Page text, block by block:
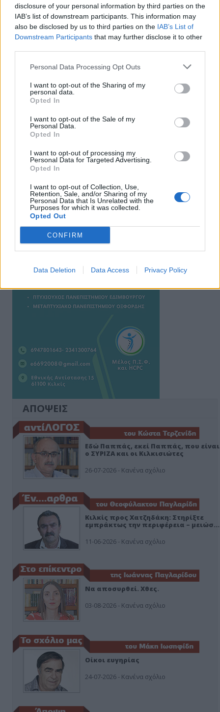
disclosure of your personal information by third parties on the
IAB’s list of downstream participants. This information may
also be disclosed by us to third parties on the IAB’s List of
Downstream Participants that may further disclose it to other
Personal Data Processing Opt Outs
I want to opt-out of the Sharing of my
personal data.
Opted In
I want to opt-out of the Sale of my
Personal Data.
Opted In
I want to opt-out of processing my
Personal Data for Targeted Advertising.
Opted In
I want to opt-out of Collection, Use,
Retention, Sale, and/or Sharing of my
Personal Data that Is Unrelated with the
Purposes for which it was collected.
Opted Out
CONFIRM
Data Deletion Data Access Privacy Policy
Ειδήσεις 5-8-2026
ΑΠΟΨΕΙΣ
Εδώ Παππάς, εκεί Παππάς, που είναι
ο ΣΥΡΙΖΑ και οι Κιλκισιώτες
26-07-2026 - Κανένα σχόλιο
Κιλκίς προς Χατζηδάκη: Στηρίξτε
εμπράκτως την περιφέρεια – μειώσ…
11-06-2026 - Κανένα σχόλιο
Να αποσυρθεί. Χθες.
03-08-2026 - Κανένα σχόλιο
Οίκοι ευγηρίας
24-07-2026 - Κανένα σχόλιο